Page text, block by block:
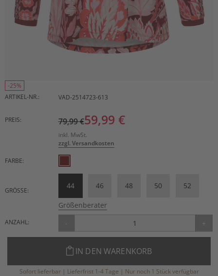
-25%
ARTIKEL-NR.:
VAD-2514723-613
PREIS: 79,99 €59,99 €
inkl. MwSt.
zzgl. Versandkosten
FARBE:
GRÖSSE:
44 46 48 50 52
Größenberater
ANZAHL: - +
IN DEN WARENKORB
Sofort lieferbar | Lieferfrist 1-4 Tage | Nur noch 1 Stück verfügbar